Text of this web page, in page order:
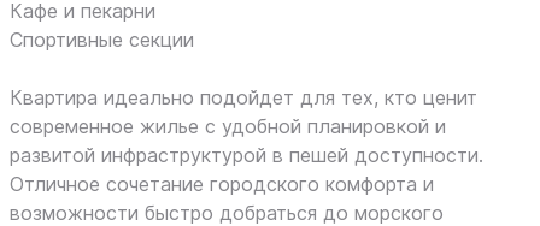
Кафе и пекарни
Спортивные секции
Квартира идеально подойдет для тех, кто ценит
современное жилье с удобной планировкой и
развитой инфраструктурой в пешей доступности.
Отличное сочетание городского комфорта и
возможности быстро добраться до морского